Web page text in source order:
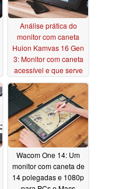
Análise prática do
monitor com caneta
Huion Kamvas 16 Gen
3: Monitor com caneta
acessível e que serve
para tudo, com poucas
falhas 02/24/2026
Wacom One 14: Um
monitor com caneta de
14 polegadas e 1080p